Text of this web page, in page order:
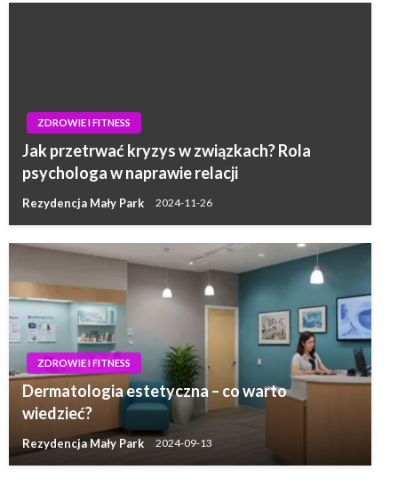
ZDROWIE I FITNESS
Jak przetrwać kryzys w związkach? Rola
psychologa w naprawie relacji
Rezydencja Mały Park 2024-11-26
ZDROWIE I FITNESS
Dermatologia estetyczna – co warto
wiedzieć?
Rezydencja Mały Park 2024-09-13